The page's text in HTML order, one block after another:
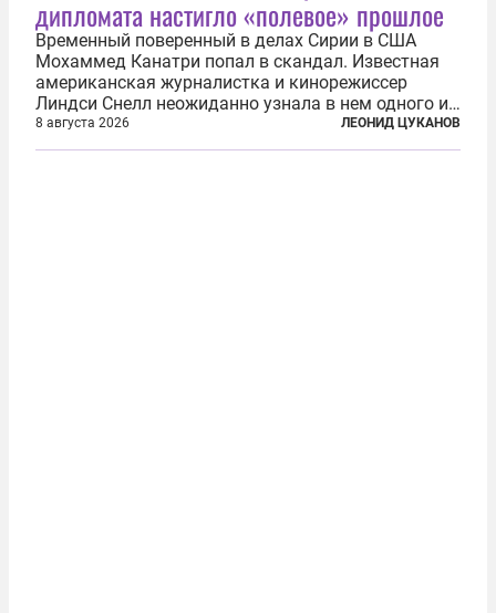
дипломата настигло «полевое» прошлое
Временный поверенный в делах Сирии в США
Мохаммед Канатри попал в скандал. Известная
американская журналистка и кинорежиссер
Линдси Снелл неожиданно узнала в нем одного из
бандитов, похитивших ее в сирийском Алеппо в
2016 году. Журналистка убеждена, что Канатри, в
8 августа 2026 ЛЕОНИД ЦУКАНОВ